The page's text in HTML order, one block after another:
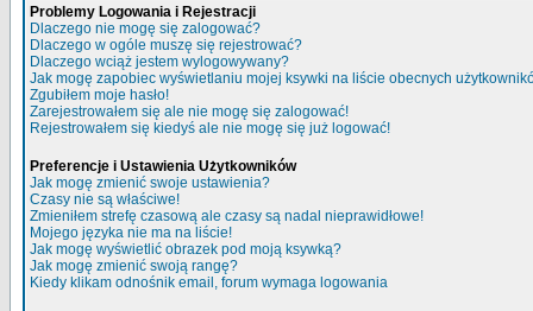
Problemy Logowania i Rejestracji
Dlaczego nie mogę się zalogować?
Dlaczego w ogóle muszę się rejestrować?
Dlaczego wciąż jestem wylogowywany?
Jak mogę zapobiec wyświetlaniu mojej ksywki na liście obecnych
Zgubiłem moje hasło!
Zarejestrowałem się ale nie mogę się zalogować!
Rejestrowałem się kiedyś ale nie mogę się już logować!
Preferencje i Ustawienia Użytkowników
Jak mogę zmienić swoje ustawienia?
Czasy nie są właściwe!
Zmieniłem strefę czasową ale czasy są nadal nieprawidłowe!
Mojego języka nie ma na liście!
Jak mogę wyświetlić obrazek pod moją ksywką?
Jak mogę zmienić swoją rangę?
Kiedy klikam odnośnik email, forum wymaga logowania